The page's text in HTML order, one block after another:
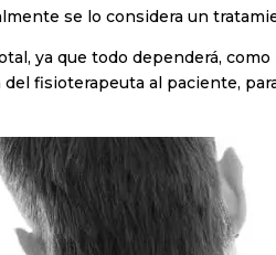
se lo considera un
ya que todo dependerá,
fisioterapeuta al paciente,